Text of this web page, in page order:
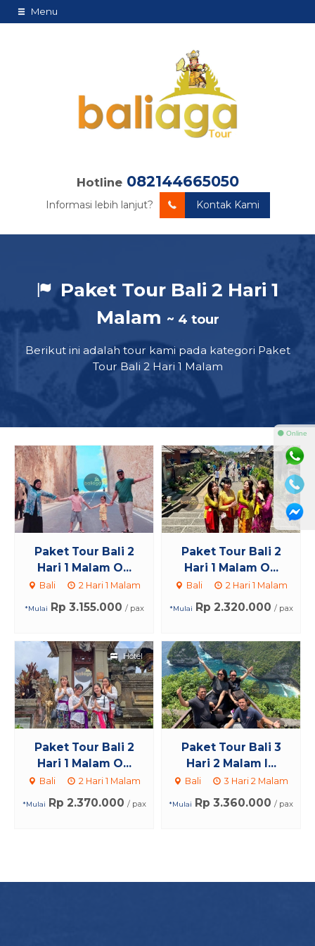
Menu
Hotline 082144665050
Informasi lebih lanjut? Kontak Kami
Paket Tour Bali 2 Hari 1
Malam ~ 4 tour
Berikut ini adalah tour kami pada kategori Paket
Tour Bali 2 Hari 1 Malam
Paket Tour Bali 2
Hari 1 Malam O...
Bali 2 Hari 1 Malam
*Mulai Rp 3.155.000 / pax
Paket Tour Bali 2
Hari 1 Malam O...
Bali 2 Hari 1 Malam
*Mulai Rp 2.320.000 / pax
Paket Tour Bali 2
Hari 1 Malam O...
Bali 2 Hari 1 Malam
*Mulai Rp 2.370.000 / pax
Hotel
Paket Tour Bali 3
Hari 2 Malam I...
Bali 3 Hari 2 Malam
*Mulai Rp 3.360.000 / pax
⚫ Online